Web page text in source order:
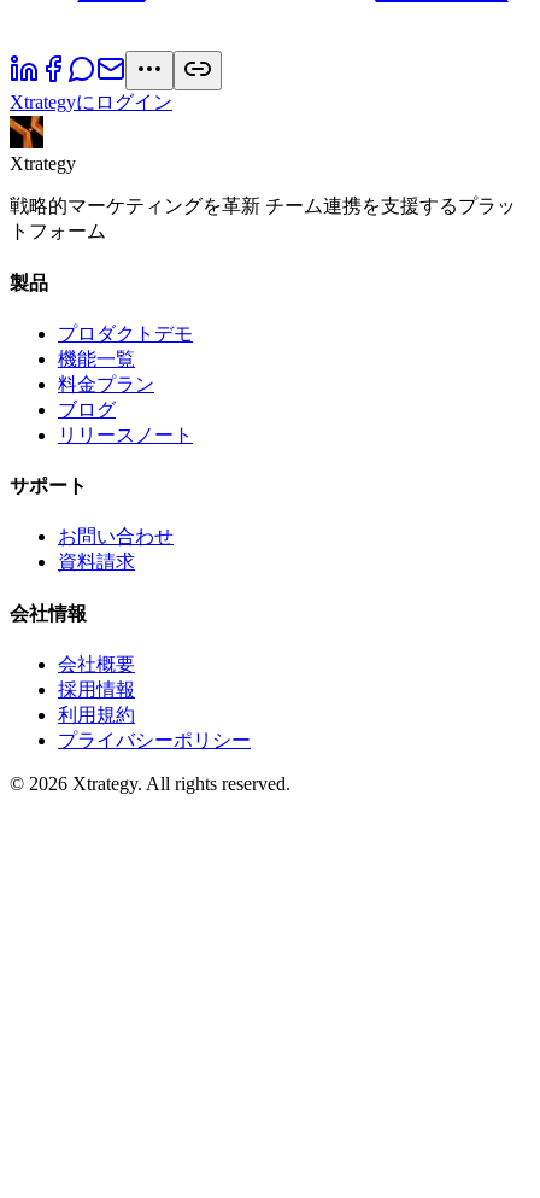
Xtrategyにログイン
Xtrategy
戦略的マーケティングを革新 チーム連携を支援するプラッ
トフォーム
製品
プロダクトデモ
機能一覧
料金プラン
ブログ
リリースノート
サポート
お問い合わせ
資料請求
会社情報
会社概要
採用情報
利用規約
プライバシーポリシー
© 2026 Xtrategy. All rights reserved.